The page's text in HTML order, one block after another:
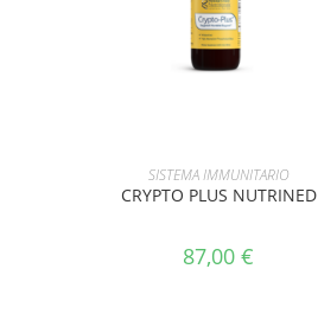
AGGIUNGI AL CARRELLO
SISTEMA IMMUNITARIO
CRYPTO PLUS NUTRINED
87,00 €